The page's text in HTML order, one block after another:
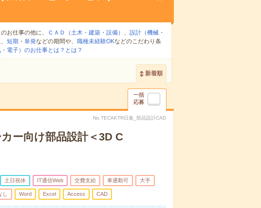
お仕事の他に、 ＣＡＤ（土木・建築・設備） 、 設計（機械・
短期 ・ 単発などの期間や、 職種未経験OKなどのこだわり条
電子）のお仕事とは？とは？
新着順
一括
応募
No.TECAKTR日進_部品設計CAD
ー向け部品設計＜3D C
土日祝休 IT通信Web 交費支給 車通勤可 大手
し Word Excel Access CAD